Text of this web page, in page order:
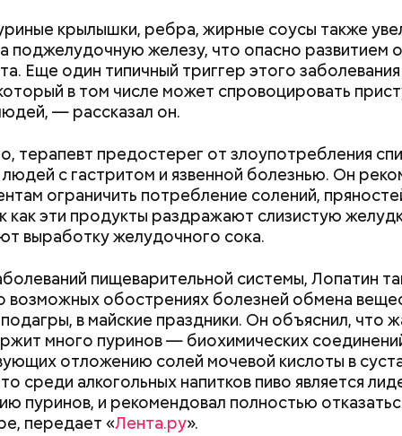
крылышки, ребра, жирные соусы также
поджелудочную железу, что опасно развитием
Еще один типичный триггер этого
в том числе может спровоцировать
— рассказал он.
терапевт предостерег от злоупотребления
людей с гастритом и язвенной болезнью. Он
ограничить потребление солений,
как эти продукты раздражают слизистую
выработку желудочного сока.
пищеварительной системы, Лопатин
возможных обострениях болезней обмена
в майские праздники. Он объяснил, что
много пуринов — биохимических
отложению солей мочевой кислоты в
среди алкогольных напитков пиво является
пуринов, и рекомендовал полностью
передает «Лента.ру».
масло;
распространенные борщ, щи, котлеты, салаты,
сыром, пироги, омлет, запеканка. Щавеля там
немного, поэтому никакого вреда от него не
рацион питания человека, тем лучше.
вероятность возникновения дефицитов
Как банки будут
блокировать переводы при
обнаружении вредоносного
ПО на устройствах клиентов
С 1 сентября
школьники
новой
изменится